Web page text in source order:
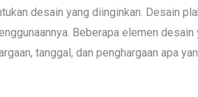
desain yang diinginkan. Desain
Beberapa elemen
tanggal, dan penghargaan apa